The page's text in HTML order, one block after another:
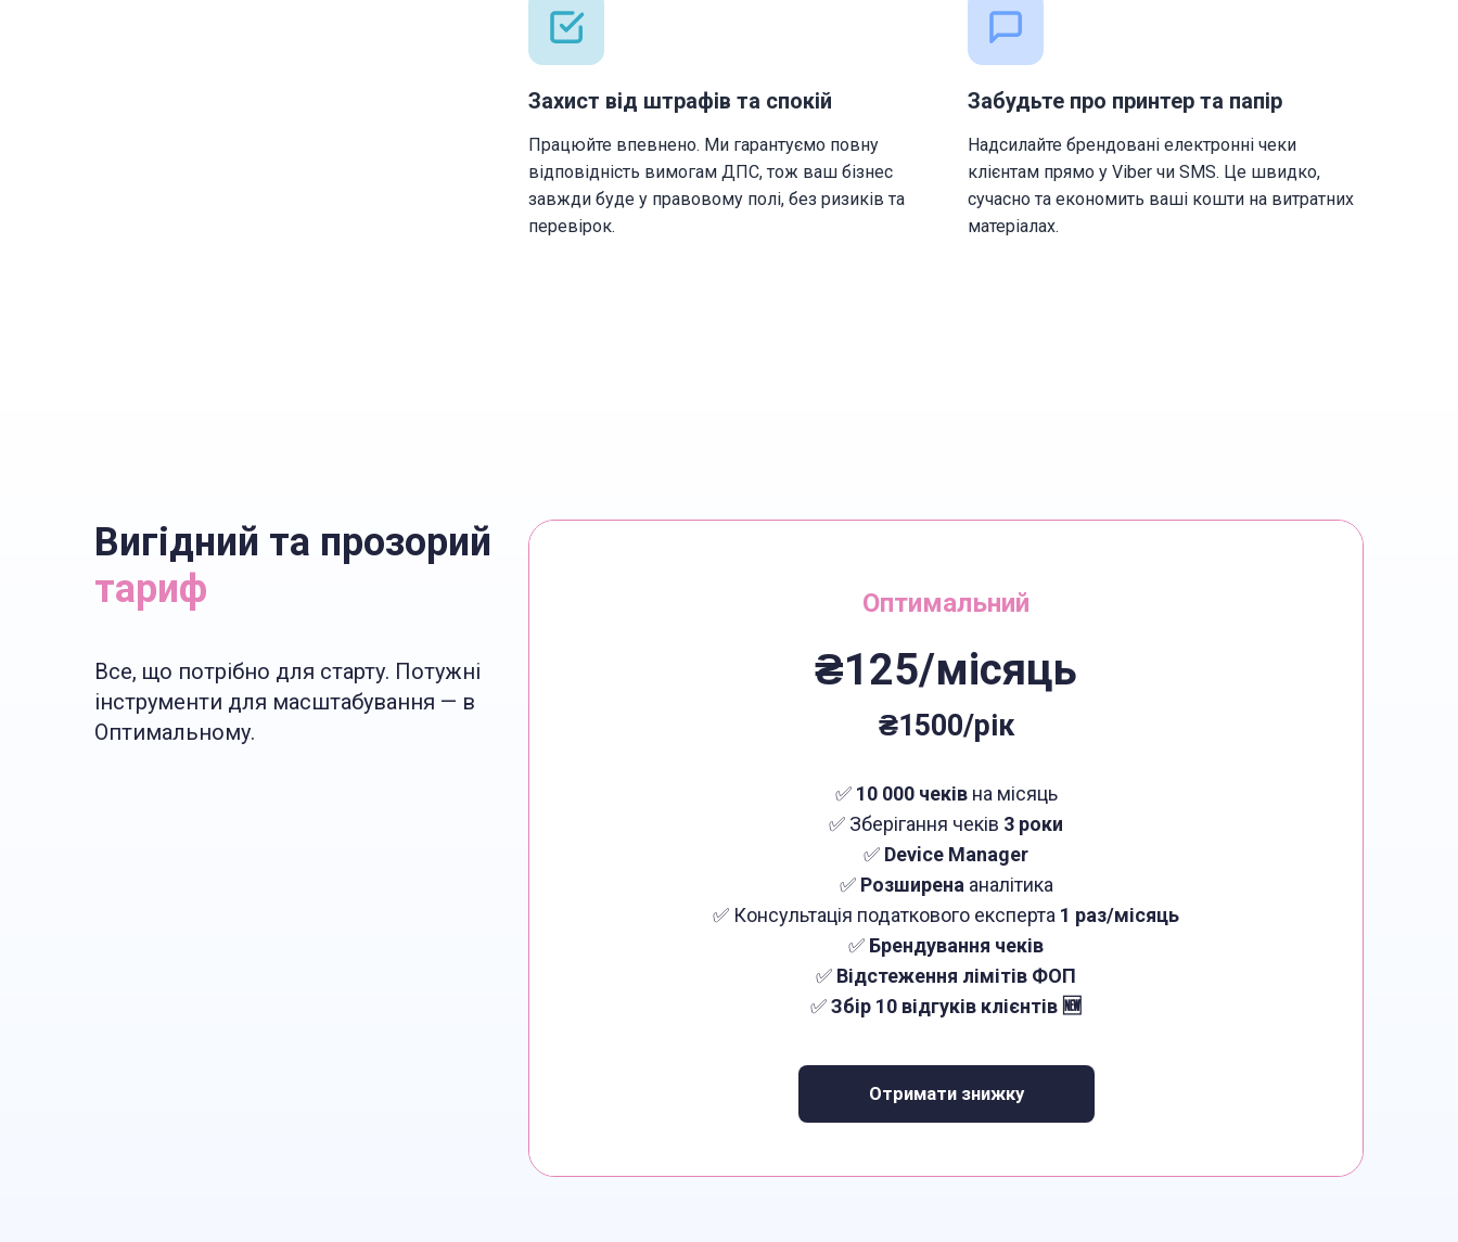
Захист від штрафів та спокій
Працюйте впевнено. Ми гарантуємо повну
відповідність вимогам ДПС, тож ваш бізнес
завжди буде у правовому полі, без ризиків та
перевірок.
Забудьте про принтер та папір
Надсилайте брендовані електронні чеки
клієнтам прямо у Viber чи SMS. Це швидко,
сучасно та економить ваші кошти на витратних
матеріалах.
Вигідний та прозорий
тариф
Все, що потрібно для старту. Потужні
інструменти для масштабування — в
Оптимальному.
Оптимальний
₴125/місяць
₴1500/рік
✅ 10 000 чеківна місяць
✅ Зберігання чеків 3 роки
✅ Device Manager
✅ Розширена аналітика
✅ Консультація податкового експерта 1 раз/місяць
✅ Брендування чеків
✅ Відстеження лімітів ФОП
✅Збір 10 відгуків клієнтів 🆕
Отримати знижку